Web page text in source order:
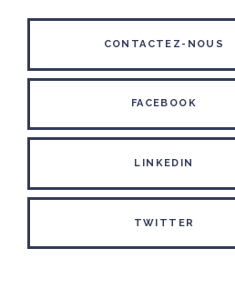
CONTACTEZ-NOUS
FACEBOOK
LINKEDIN
TWITTER